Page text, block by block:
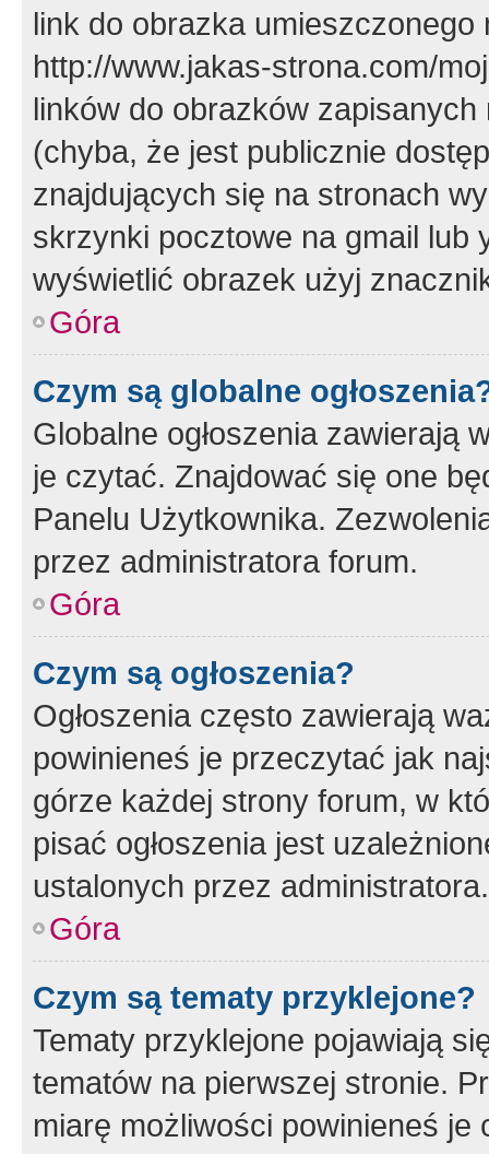
link do obrazka
http://www.jakas-strona.com/
linków do obrazków
(chyba, że jest publicznie
znajdujących się na stronach
skrzynki pocztowe na gmail lub
wyświetlić obrazek użyj
Góra
Czym są globalne
Globalne ogłoszenia zawierają
je czytać. Znajdować się one
Panelu Użytkownika.
przez administratora forum.
Góra
Czym są ogłoszenia?
Ogłoszenia często zawierają
powinieneś je przeczytać jak
górze każdej strony forum, w
pisać ogłoszenia jest
ustalonych przez administratora.
Góra
Czym są tematy przyklejone?
Tematy przyklejone pojawiają
tematów na pierwszej stronie.
miarę możliwości powinieneś je